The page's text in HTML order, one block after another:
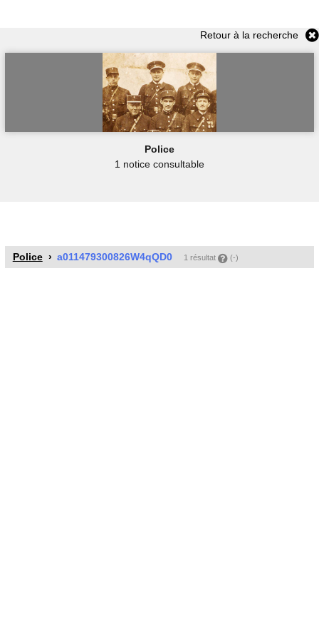
Retour à la recherche
Police
1 notice consultable
Police a011479300826W4qQD0 1 résultat (-)